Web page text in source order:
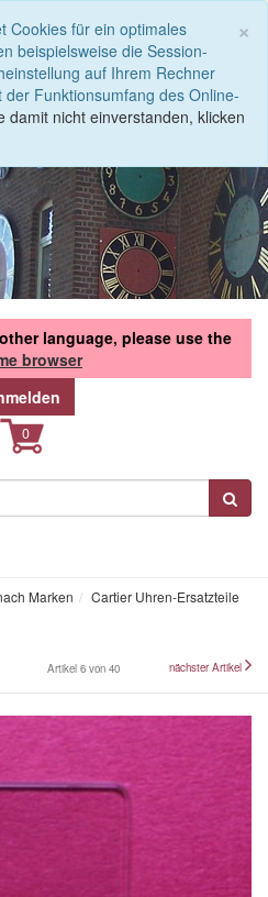
×
Cookies für ein optimales
beispielsweise die Session-
auf Ihrem Rechner
Funktionsumfang des Online-
damit nicht einverstanden, klicken
language, please use the
browser
Marken
Cartier Uhren-Ersatzteile
Artikel 6 von 40 nächster Artikel